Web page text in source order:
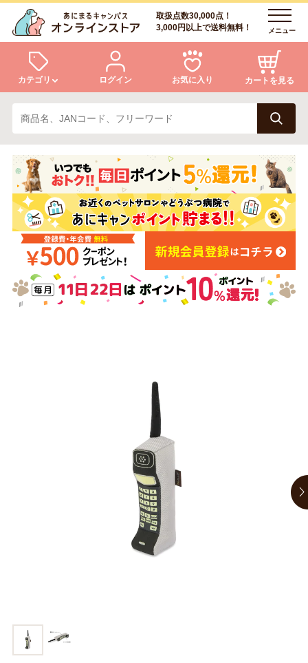
取扱点数30,000点！
3,000円以上で送料無料！
メニュー
カテゴリ
犬 猫
小動物・鳥 アクア・爬虫類・昆虫
ドッグフード キャットフード
美容・ケア用品 服・おさんぽ用品
ログイン お気に入り カートを見る
ログイン
会員登録
あにまるキャンパスについて
アフターサービス
商品リクエスト